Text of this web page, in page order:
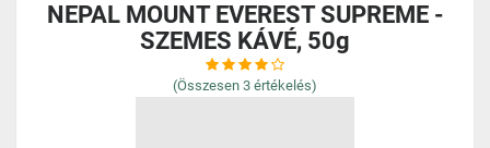
NEPAL MOUNT EVEREST SUPREME -
SZEMES KÁVÉ, 50g
(Összesen 3 értékelés)